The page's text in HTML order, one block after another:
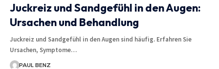
Juckreiz und Sandgefühl in den Augen:
Ursachen und Behandlung
Juckreiz und Sandgefühl in den Augen sind häufig. Erfahren Sie
Ursachen, Symptome…
PAUL BENZ